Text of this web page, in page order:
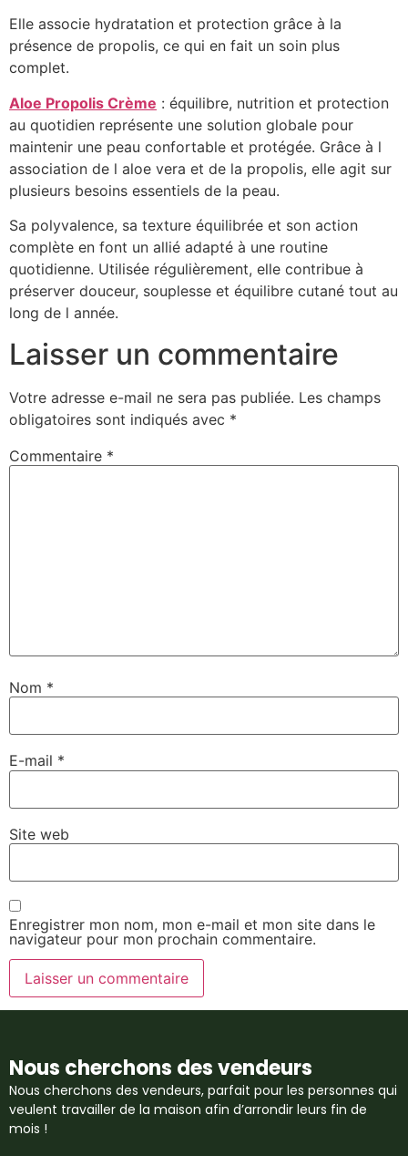
Elle associe hydratation et protection grâce à la
présence de propolis, ce qui en fait un soin plus
complet.
Aloe Propolis Crème : équilibre, nutrition et protection
au quotidien représente une solution globale pour
maintenir une peau confortable et protégée. Grâce à l
association de l aloe vera et de la propolis, elle agit sur
plusieurs besoins essentiels de la peau.
Sa polyvalence, sa texture équilibrée et son action
complète en font un allié adapté à une routine
quotidienne. Utilisée régulièrement, elle contribue à
préserver douceur, souplesse et équilibre cutané tout au
long de l année.
Laisser un commentaire
Votre adresse e-mail ne sera pas publiée. Les champs
obligatoires sont indiqués avec *
Commentaire *
Nom *
E-mail *
Site web
Enregistrer mon nom, mon e-mail et mon site dans le
navigateur pour mon prochain commentaire.
Nous cherchons des vendeurs
Nous cherchons des vendeurs, parfait pour les personnes qui
veulent travailler de la maison afin d’arrondir leurs fin de
mois !